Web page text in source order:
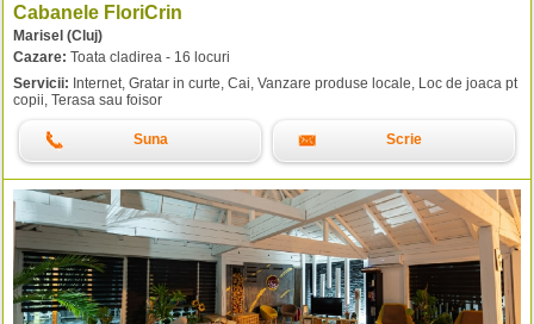
Cabanele FloriCrin
Marisel (Cluj)
Cazare: Toata cladirea - 16 locuri
Servicii: Internet, Gratar in curte, Cai, Vanzare produse locale, Loc de joaca pt
copii, Terasa sau foisor
Suna Scrie